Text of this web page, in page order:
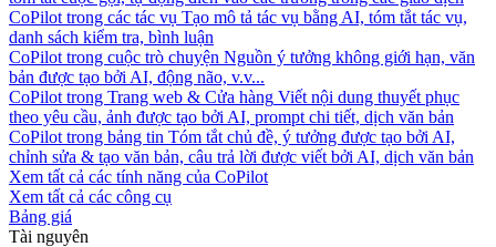
CoPilot trong các tác vụ Tạo mô tả tác vụ bằng AI, tóm tắt tác vụ,
danh sách kiểm tra, bình luận
CoPilot trong cuộc trò chuyện Nguồn ý tưởng không giới hạn, văn
bản được tạo bởi AI, động não, v.v...
CoPilot trong Trang web & Cửa hàng Viết nội dung thuyết phục
theo yêu cầu, ảnh được tạo bởi AI, prompt chi tiết, dịch văn bản
CoPilot trong bảng tin Tóm tắt chủ đề, ý tưởng được tạo bởi AI,
chỉnh sửa & tạo văn bản, câu trả lời được viết bởi AI, dịch văn bản
Xem tất cả các tính năng của CoPilot
Xem tất cả các công cụ
Bảng giá
Tài nguyên